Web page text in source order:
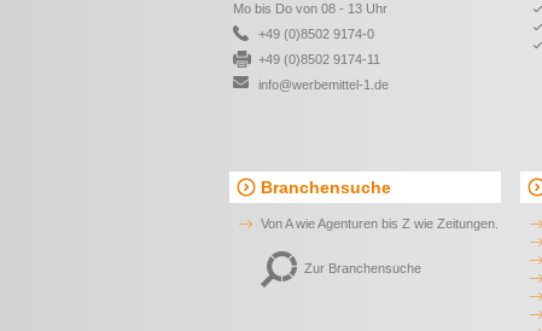
Mo bis Do von 08 - 13 Uhr
+49 (0)8502 9174-0
+49 (0)8502 9174-11
info@werbemittel-1.de
Branchensuche
Von A wie Agenturen bis Z wie Zeitungen.
Zur Branchensuche